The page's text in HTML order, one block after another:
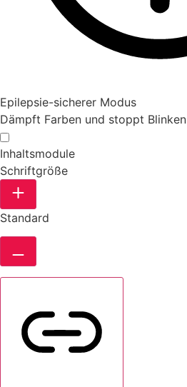
Epilepsie-sicherer Modus
Dämpft Farben und stoppt Blinken
Inhaltsmodule
Schriftgröße
Standard